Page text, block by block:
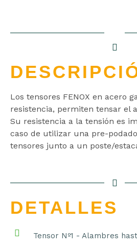
Los tensores FENOX en acero
resistencia, permiten tensar el
Su resistencia a la tensión es
caso de utilizar una pre-
tensores junto a un poste/
DETALLES
Tensor Nº1 - Alambres